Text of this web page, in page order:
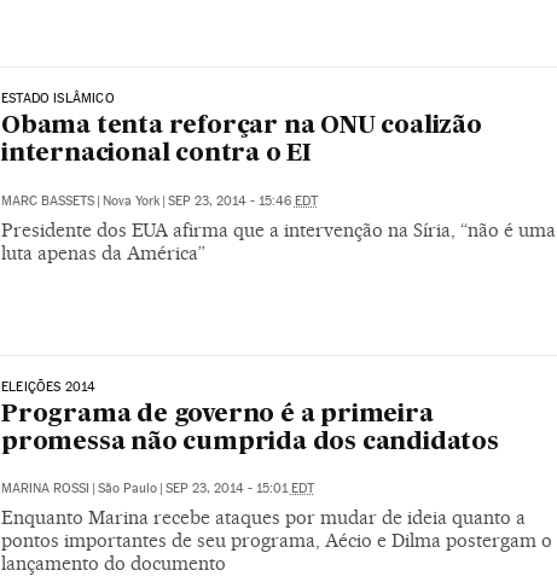
ESTADO ISLÂMICO
Obama tenta reforçar na ONU coalizão
internacional contra o EI
MARC BASSETS Nova York SEP 23, 2014 - 15:46 EDT
Presidente dos EUA afirma que a intervenção na Síria, “não é uma
luta apenas da América”
ELEIÇÕES 2014
Programa de governo é a primeira
promessa não cumprida dos candidatos
MARINA ROSSI | São Paulo | SEP 23, 2014 - 15:01 EDT
Enquanto Marina recebe ataques por mudar de ideia quanto a
pontos importantes de seu programa, Aécio e Dilma postergam o
lançamento do documento